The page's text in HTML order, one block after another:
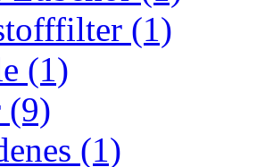
(1)
(1)
(1)